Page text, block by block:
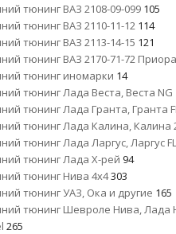
тюнинг ВАЗ 2108-09-099 105
тюнинг ВАЗ 2110-11-12 114
тюнинг ВАЗ 2113-14-15 121
тюнинг ВАЗ 2170-71-72 Приора
тюнинг иномарки 14
тюнинг Лада Веста, Веста NG
тюнинг Лада Гранта, Гранта
тюнинг Лада Калина, Калина
тюнинг Лада Ларгус, Ларгус FL
тюнинг Лада Х-рей 94
тюнинг Нива 4х4303
тюнинг УАЗ, Ока и другие 165
тюнинг Шевроле Нива, Лада
265